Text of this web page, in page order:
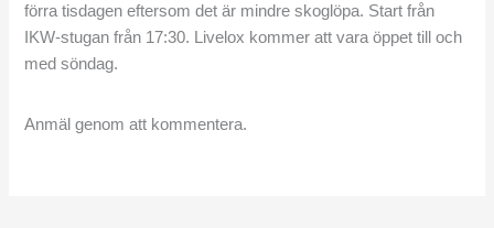
förra tisdagen eftersom det är mindre skoglöpa. Start från
IKW-stugan från 17:30. Livelox kommer att vara öppet till och
med söndag.
Anmäl genom att kommentera.